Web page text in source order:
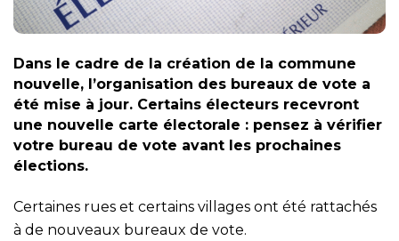
Dans le cadre de la création de la commune
nouvelle, l’organisation des bureaux de vote a
été mise à jour. Certains électeurs recevront
une nouvelle carte électorale : pensez à vérifier
votre bureau de vote avant les prochaines
élections.
Certaines rues et certains villages ont été rattachés
à de nouveaux bureaux de vote.